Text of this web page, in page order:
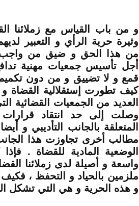
و من باب القياس مع زملائنا
من هذا الحق و ضيق من واجب
أجل تأسيس جمعيات مهنية
قمع و لا تضييق و من دون تكميم
كيف تطورت إستقلالية القضاة
العديد من الجمعيات القضائية
وصلت إلى حد انتقاد قرارات
المتعلقة بالجانب التأديبي و
مطالب أخرى تجاوزت هذا
الوضعية المادية للقضاة .
واسعة و أصيلة لدى زملائنا
ملزمين بالحياد و التحفظ ،
و هذه الحرية و هي التي تشكل